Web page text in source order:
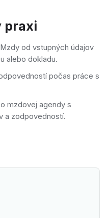
praxi
od vstupných údajov
alebo dokladu.
počas práce s
mzdovej agendy s
a zodpovedností.